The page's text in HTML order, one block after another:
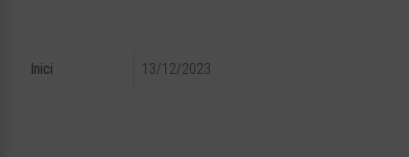
Inici 13/12/2023